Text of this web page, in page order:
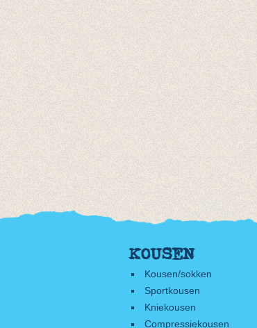
KOUSEN
Kousen/sokken
Sportkousen
Kniekousen
Compressiekousen